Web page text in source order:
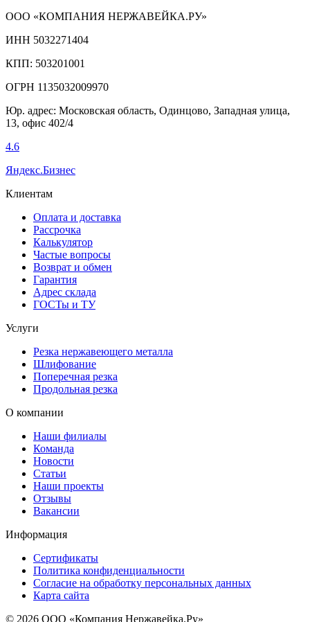
ООО «КОМПАНИЯ НЕРЖАВЕЙКА.РУ»
ИНН 5032271404
КПП: 503201001
ОГРН 1135032009970
Юр. адрес: Московская область, Одинцово, Западная улица,
13, офис 402/4
4.6
Яндекс.Бизнес
Клиентам
Оплата и доставка
Рассрочка
Калькулятор
Частые вопросы
Возврат и обмен
Гарантия
Адрес склада
ГОСТы и ТУ
Услуги
Резка нержавеющего металла
Шлифование
Поперечная резка
Продольная резка
О компании
Наши филиалы
Команда
Новости
Статьи
Наши проекты
Отзывы
Вакансии
Информация
Сертификаты
Политика конфиденциальности
Согласие на обработку персональных данных
Карта сайта
© 2026 ООО «Компания Нержавейка.Ру»